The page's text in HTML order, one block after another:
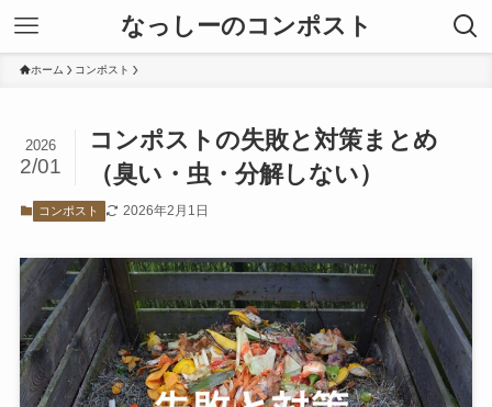
なっしーのコンポスト
ホーム コンポスト
コンポストの失敗と対策まとめ
（臭い・虫・分解しない）
2026
2/01
コンポスト 2026年2月1日